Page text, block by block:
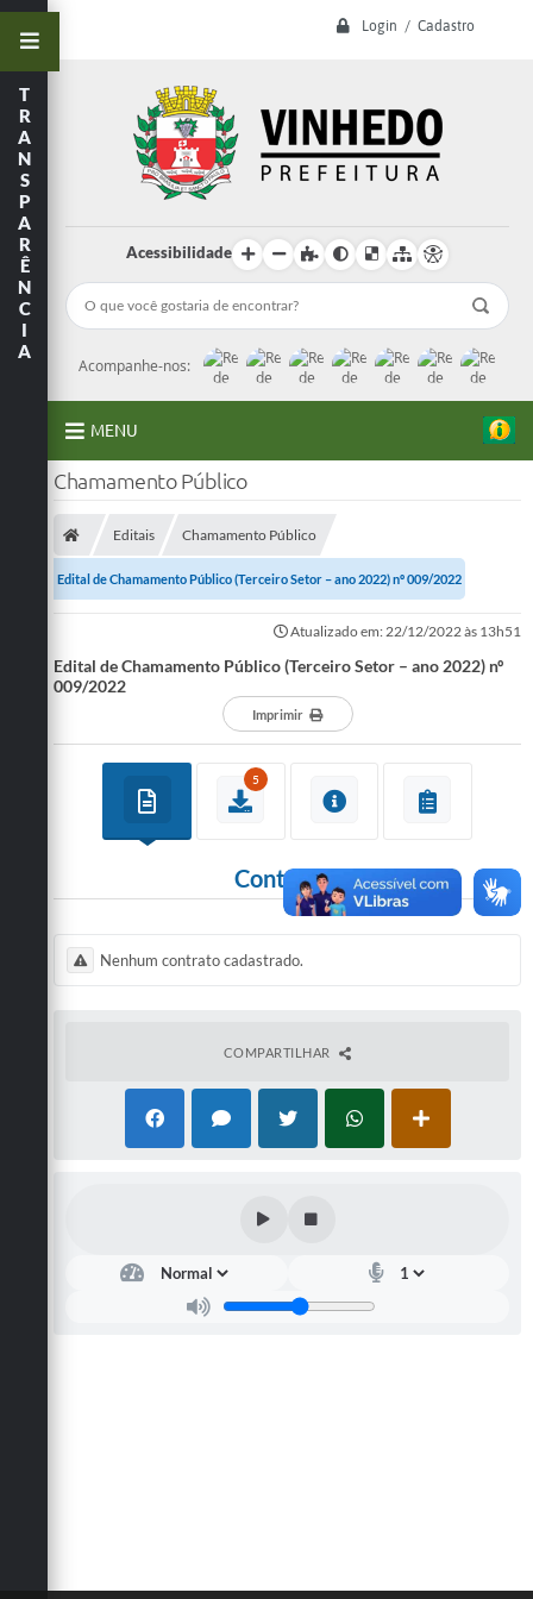
Login / Cadastro
Acessibilidade
Acompanhe-nos:
MENU
A Prefeitura
Secretarias
Telefones
Transparência
Concursos e Processos Seletivos
Inclusão e Acessibilidade
Transporte Coletivo Municipal (Horários e
Itinerários)
Convênios Terceiro Setor
T
R
A
N
S
P
A
R
Ê
N
C
I
A
Chamamento Público
Editais Chamamento Público
Edital de Chamamento Público (Terceiro Setor – ano 2022) nº 009/2022
Atualizado em: 22/12/2022 às 13h51
Edital de Chamamento Público (Terceiro Setor – ano 2022) nº
009/2022
Imprimir
5
Contratos
Nenhum contrato cadastrado.
COMPARTILHAR